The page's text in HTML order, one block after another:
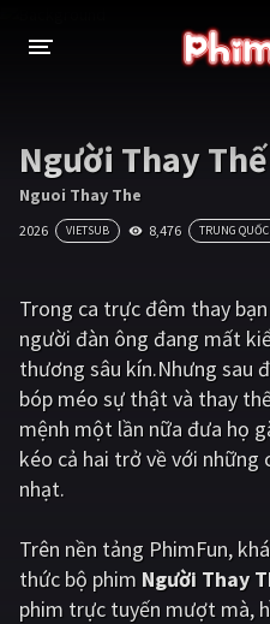
THỂ LOẠI
Thần thoại - Cổ trang
Tâm lý
Kinh dị
Phiêu lưu
Viễn tưởng
Hoạt hình
Giật gân
Người Thay Thế
Nguoi Thay The
2026 VIETSUB 8,476 TRUNG
Trong ca trực đêm thay
người đàn ông đang mất
thương sâu kín.Nhưng sau
bóp méo sự thật và thay
mệnh một lần nữa đưa họ
kéo cả hai trở về với những
nhạt.
Trên nền tảng PhimFun,
thức bộ phim Người Thay
phim trực tuyến mượt mà,